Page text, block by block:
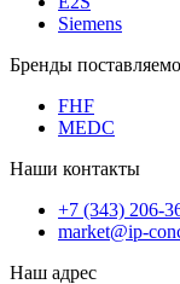
Siemens
Бренды
FHF
MEDC
Наши контакты
+7 (343) 206-
market@ip-
Наш адрес